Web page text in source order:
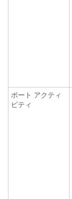
ポート アクティ
ビティ